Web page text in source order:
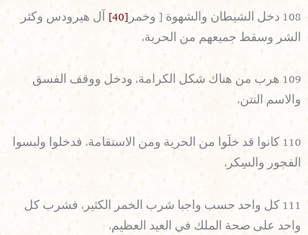
108 دخل الشيطان والشهوة [ وخمر [40]
آل هيرودس وكثر
الشر وسقط جميعهم من الحرية،
109 هرب من هناك شكل الكرامة، ودخل ووقف الفسق
والاسم النتن،
110 كانوا قد خلَوا من الحرية ومن الاستقامة، فدخلوا ولبسوا
الفجور والسِكر،
111 كل واحد حسب واجبا شرب الخمر الكثير، فشرب كل
واحد على صحة الملك في العيد العظيم،